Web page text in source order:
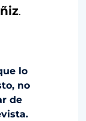
.
lo
no
de